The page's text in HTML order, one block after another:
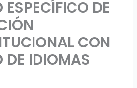
DE
CON
DE IDIOMAS